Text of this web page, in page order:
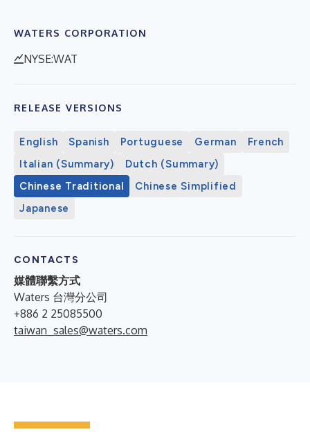
WATERS CORPORATION
NYSE:WAT
RELEASE VERSIONS
English Spanish Portuguese German
French
Italian (Summary)
Dutch (Summary)
Chinese Traditional
Chinese Simplified
Japanese
CONTACTS
媒體聯繫方式
Waters 台灣分公司
+886 2 25085500
taiwan_sales@waters.com